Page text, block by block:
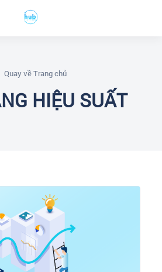
Quay về Trang chủ
HIỆU SUẤT